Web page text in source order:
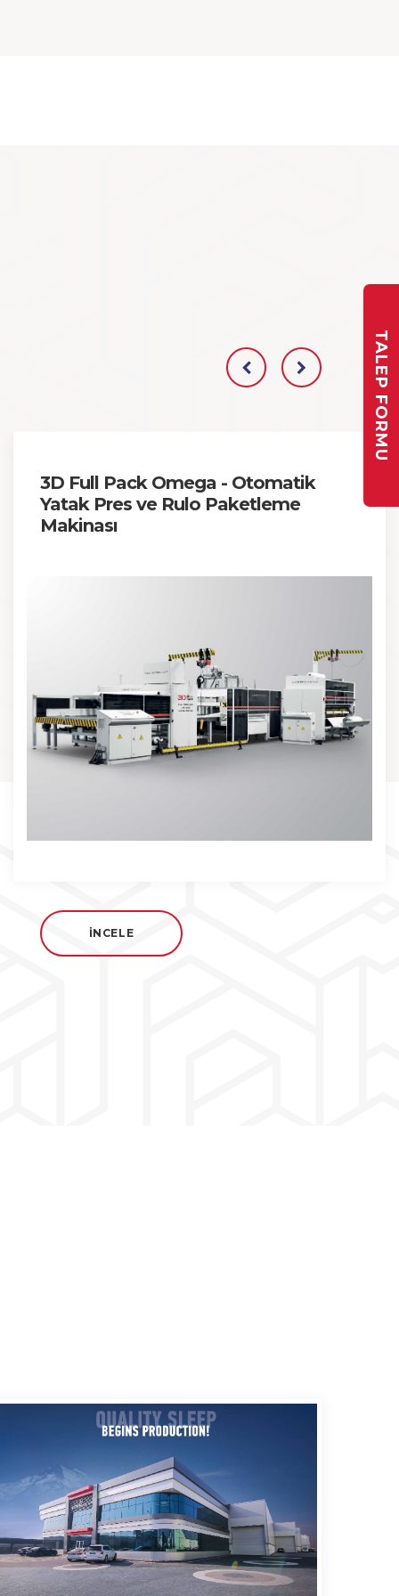
TALEP FORMU
3D Full Pack Omega - Otomatik
Yatak Pres ve Rulo Paketleme
Makinası
İNCELE